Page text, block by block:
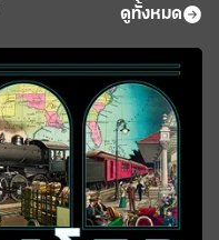
ดูทั้งหมด